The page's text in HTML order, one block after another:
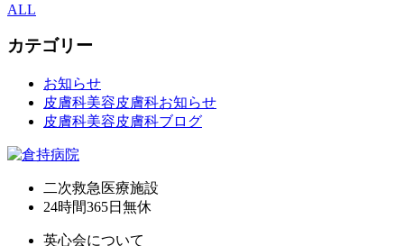
ALL
カテゴリー
お知らせ
皮膚科美容皮膚科お知らせ
皮膚科美容皮膚科ブログ
二次救急医療施設
24時間365日 無休
英心会について